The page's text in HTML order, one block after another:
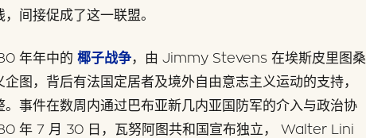
间接促成了这一联盟。
年年中的 椰子战争，由 Jimmy Stevens 在埃斯皮里图桑
图，背后有法国定居者及境外自由意志主义运动的支持，
事件在数周内通过巴布亚新几内亚国防军的介入与政治协
年 7 月 30 日，瓦努阿图共和国宣布独立， Walter Lini